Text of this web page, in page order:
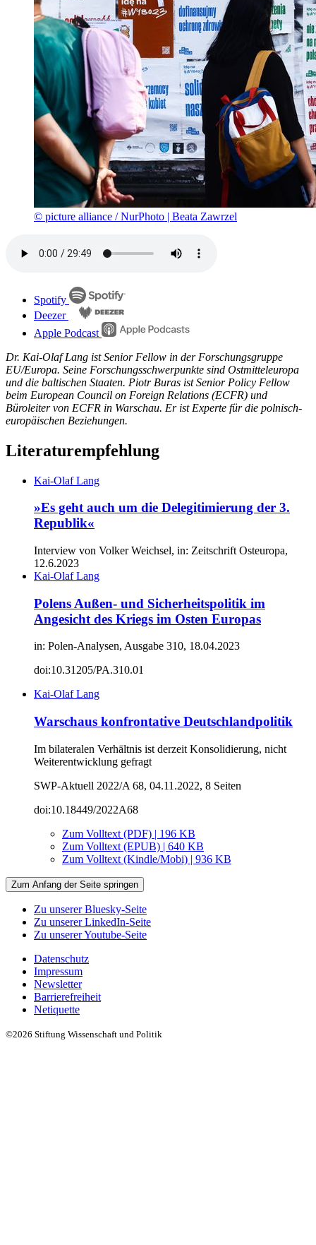
© picture alliance / NurPhoto | Beata Zawrzel
Spotify
Deezer
Apple Podcast
Dr. Kai-Olaf Lang ist Senior Fellow in der Forschungsgruppe
EU/Europa. Seine Forschungsschwerpunkte sind Ostmitteleuropa
und die baltischen Staaten. Piotr Buras ist Senior Policy Fellow
beim European Council on Foreign Relations (ECFR) und
Büroleiter von ECFR in Warschau. Er ist Experte für die polnisch-
europäischen Beziehungen.
Literaturempfehlung
Kai-Olaf Lang
»Es geht auch um die Delegitimierung der 3.
Republik«
Interview von Volker Weichsel, in: Zeitschrift Osteuropa,
12.6.2023
Kai-Olaf Lang
Polens Außen- und Sicherheitspolitik im
Angesicht des Kriegs im Osten Europas
in: Polen-Analysen, Ausgabe 310, 18.04.2023
doi:10.31205/PA.310.01
Kai-Olaf Lang
Warschaus konfrontative Deutschlandpolitik
Im bilateralen Verhältnis ist derzeit Konsolidierung, nicht
Weiterentwicklung gefragt
SWP-Aktuell 2022/A 68, 04.11.2022, 8 Seiten
doi:10.18449/2022A68
Zum Volltext (PDF) | 196 KB
Zum Volltext (EPUB) | 640 KB
Zum Volltext (Kindle/Mobi) | 936 KB
Zum Anfang der Seite springen
Zu unserer Bluesky-Seite
Zu unserer LinkedIn-Seite
Zu unserer Youtube-Seite
Datenschutz
Impressum
Newsletter
Barrierefreiheit
Netiquette
©2026 Stiftung Wissenschaft und Politik